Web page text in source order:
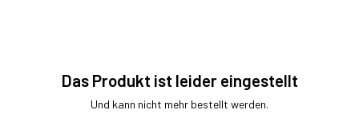
Das Produkt ist leider eingestellt
Und kann nicht mehr bestellt werden.